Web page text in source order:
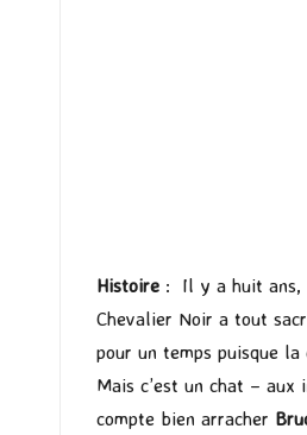
Histoire : Il y a huit ans,
Chevalier Noir a tout
pour un temps puisque
Mais c’est un chat –
compte bien arracher